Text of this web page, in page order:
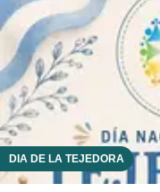
DÍA DE LA TEJEDORA